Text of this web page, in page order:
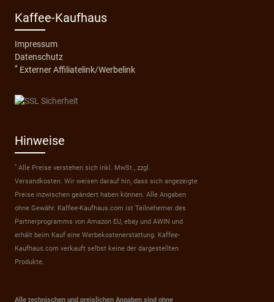
Kaffee-Kaufhaus
Impressum
Datenschutz
* Externer Affiliatelink/Werbelink
Hinweise
*Alle Preise verstehen sich inkl. MwSt., zzgl.
Versandkosten. Wir weisen darauf hin, dass sich angezeigte
Preise inzwischen geändert haben können. Alle Angaben
ohne Gewähr. Kaffee-Kaufhaus.com ist Teilnehemer des
Partnerprogramms von Amazon EU, ebay und AWIN und
erhält beim Kauf eine Werbekostenerstattung. Kaffee-
Kaufhaus.com verkauft selbst keine der dargestellten
Produkte.
Alle technischen und preislichen Angaben sind ohne